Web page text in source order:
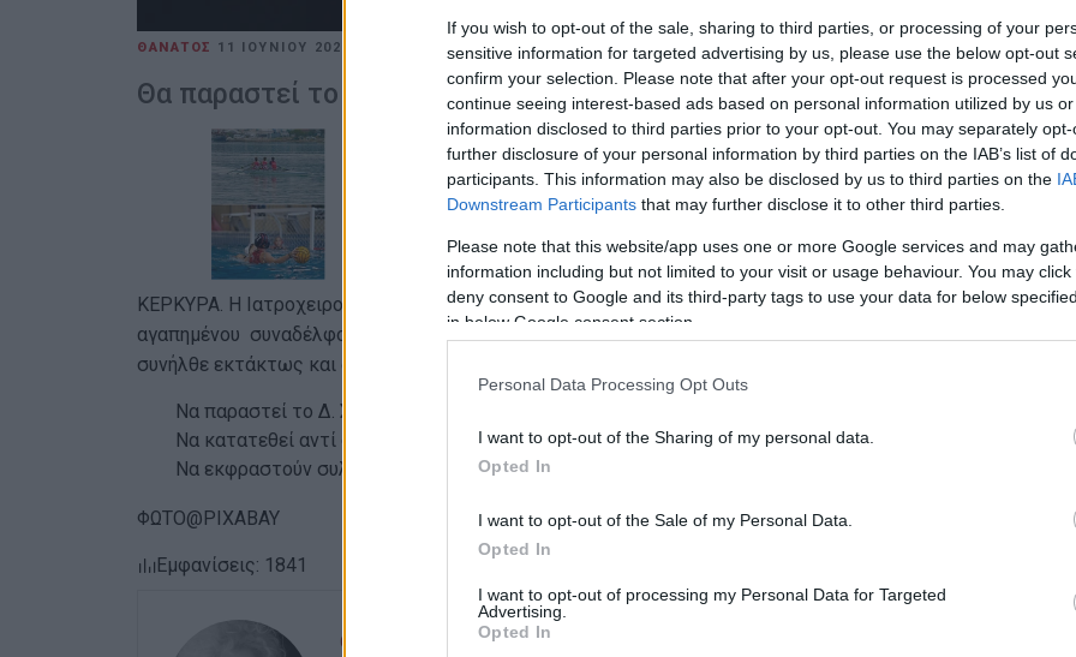
If you wish to opt-out of the sale, sharing to third parties, or processing of your
sensitive information for targeted advertising by us, please use the below opt-out
confirm your selection. Please note that after your opt-out request is processed
continue seeing interest-based ads based on personal information utilized by us
information disclosed to third parties prior to your opt-out. You may separately
further disclosure of your personal information by third parties on the IAB’s list of
participants. This information may also be disclosed by us to third parties on the
Downstream Participants that may further disclose it to other third parties.
Please note that this website/app uses one or more Google services and may
information including but not limited to your visit or usage behaviour. You may
deny consent to Google and its third-party tags to use your data for below
in below Google consent section.
Personal Data Processing Opt Outs
I want to opt-out of the Sharing of my personal data.
Opted In
I want to opt-out of the Sale of my Personal Data.
Opted In
I want to opt-out of processing my Personal Data for Targeted
Advertising.
Opted In
ΘΑΝΑΤΟΣ 11 ΙΟΥΝΊΟΥ 2026 ΕΛΕΝΗ ΚΟΡΩΝΑΚΗ
Θα παραστεί το Δ.Σ. της ΙΧΕΚ στην νεκρώσιμη ακολουθία
ΚΕΡΚΥΡΑ. Η Ιατροχειρουργική Εταιρεία Κέρκυρας, στην αγγελία του θανάτου του εκλεκτού και
αγαπημένου συναδέλφου μας, Βαλσάμη Ιωάννη , Γιατρού Παθολόγου, μέλους της Εταιρείας
συνήλθε εκτάκτως και αποφάσισε:
Να παραστεί το Δ. Σ. της ΙΧΕΚ στη νεκρώσιμη ακολουθία.
Να κατατεθεί αντί στεφάνου από την ΙΧΕΚ προς το 'Ιατρείο' Κέρκυρας το ποσό των 50 ευρώ.
Να εκφραστούν συλλυπητήρια στην οικογένεια του εκλιπόντος.
ΦΩΤΟ@PIXABAY
Εμφανίσεις: 1841
ΕΛΕΝΗ ΚΟΡΩΝΑΚΗ